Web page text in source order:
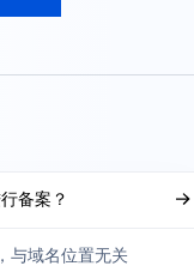
备案？
与域名位置无关